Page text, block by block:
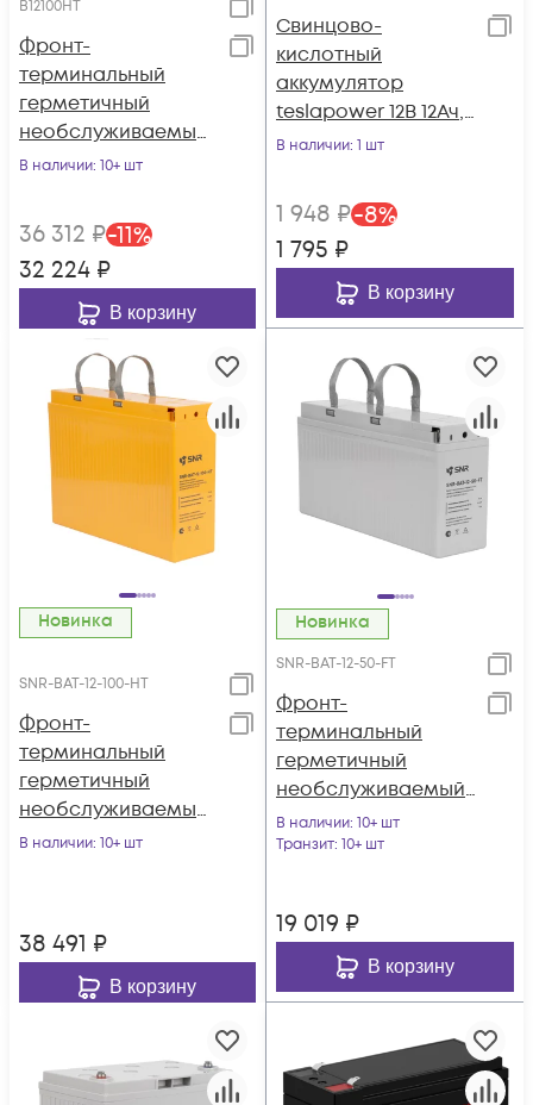
B12100HT
Фронт-
терминальный
герметичный
необслуживаемый
аккумулятор Tesla
высокотемператур
ный
В наличии: 10+ шт
36 312 ₽-11%
32 224 ₽
В корзину
Свинцово-
кислотный
аккумулятор
teslapower 12В 12Ач,
серия GP
В наличии: 1 шт
1 948 ₽-8%
1 795 ₽
В корзину
Новинка
SNR-BAT-12-100-HT
Фронт-
терминальный
герметичный
необслуживаемый
высокотемператур
В наличии: 10+ шт
38 491 ₽
В корзину
Новинка
SNR-BAT-12-50-FT
Фронт-
терминальный
герметичный
необслуживаемый
аккумулятор 12В
50Ач (SNR-BAT-12-50-
В наличии: 10+ шт
Транзит: 10+ шт
19 019 ₽
В корзину